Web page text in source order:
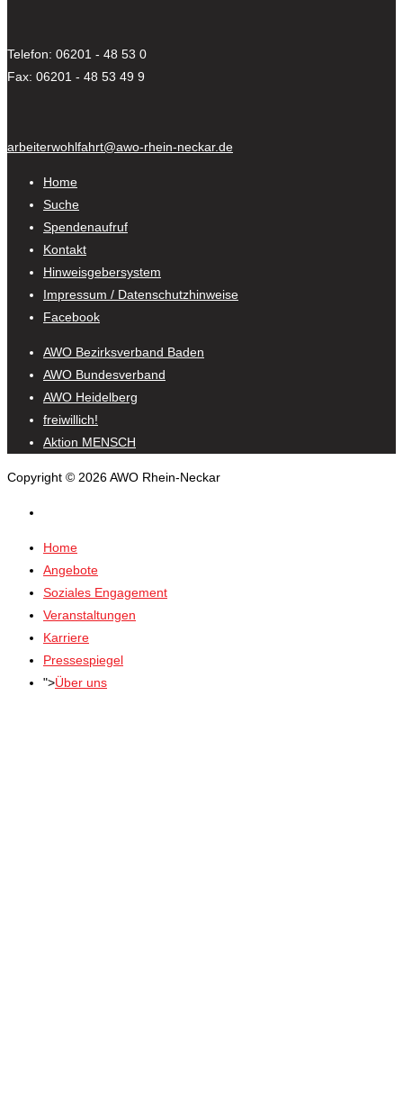
Telefon: 06201 - 48 53 0
Fax: 06201 - 48 53 49 9
arbeiterwohlfahrt@awo-rhein-neckar.de
Home
Suche
Spendenaufruf
Kontakt
Hinweisgebersystem
Impressum / Datenschutzhinweise
Facebook
AWO Bezirksverband Baden
AWO Bundesverband
AWO Heidelberg
freiwillich!
Aktion MENSCH
Copyright © 2026 AWO Rhein-Neckar
Home
Angebote
Soziales Engagement
Veranstaltungen
Karriere
Pressespiegel
">Über uns